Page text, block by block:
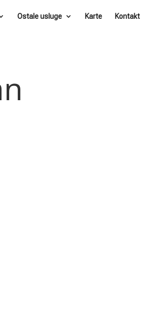
Ostale usluge Karte Kontakt